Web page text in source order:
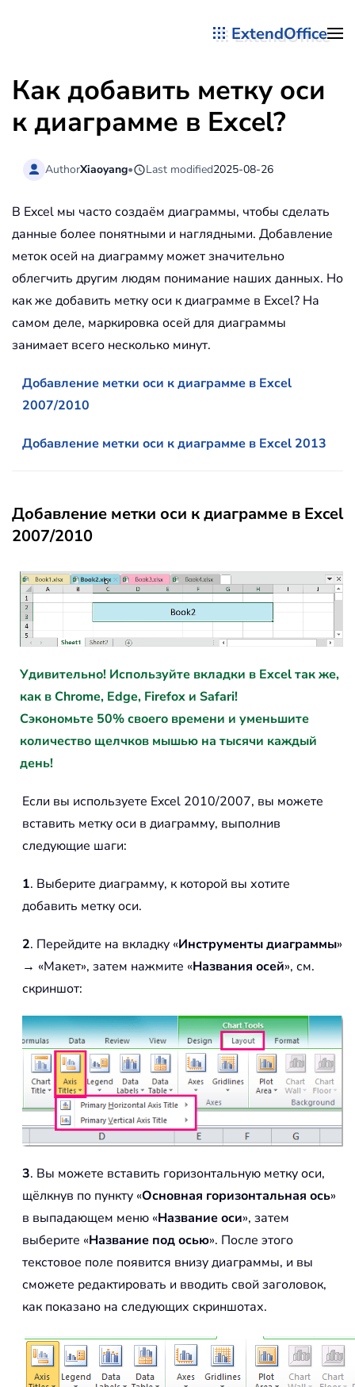
ExtendOffice
Как добавить метку оси
к диаграмме в Excel?
AuthorXiaoyang• Last modified2025-08-26
В Excel мы часто создаём диаграммы, чтобы сделать
данные более понятными и наглядными. Добавление
меток осей на диаграмму может значительно
облегчить другим людям понимание наших данных. Но
как же добавить метку оси к диаграмме в Excel? На
самом деле, маркировка осей для диаграммы
занимает всего несколько минут.
Добавление метки оси к диаграмме в Excel
2007/2010
Добавление метки оси к диаграмме в Excel 2013
Добавление метки оси к диаграмме в Excel
2007/2010
Удивительно! Используйте вкладки в Excel так же,
как в Chrome, Edge, Firefox и Safari!
Сэкономьте 50% своего времени и уменьшите
количество щелчков мышью на тысячи каждый
день!
Если вы используете Excel 2010/2007, вы можете
вставить метку оси в диаграмму, выполнив
следующие шаги:
1. Выберите диаграмму, к которой вы хотите
добавить метку оси.
2. Перейдите на вкладку «Инструменты диаграммы»
→ «Макет», затем нажмите «Названия осей», см.
скриншот:
3. Вы можете вставить горизонтальную метку оси,
щёлкнув по пункту «Основная горизонтальная ось»
в выпадающем меню «Название оси», затем
выберите «Название под осью». После этого
текстовое поле появится внизу диаграммы, и вы
сможете редактировать и вводить свой заголовок,
как показано на следующих скриншотах.